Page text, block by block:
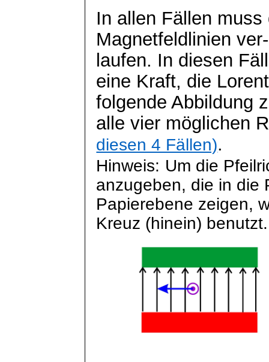
In allen Fällen
Magnetfeldlinienver-
laufen. In diesen
eine Kraft, die
folgende Abbildung
alle vier möglichen
diesen 4 Fällen).
Hinweis: Um die
anzugeben, die in die
Papierebene zeigen,
Kreuz (hinein) benutzt.